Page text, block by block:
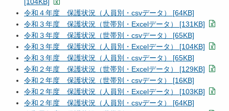
令和４年度 保護状況（人員別・csvデータ） [64KB]
令和３年度 保護状況（世帯別・Excelデータ） [131KB]
令和３年度 保護状況（世帯別・csvデータ） [65KB]
令和３年度 保護状況（人員別・Excelデータ） [104KB]
令和３年度 保護状況（人員別・csvデータ） [65KB]
令和２年度 保護状況（世帯別・Excelデータ） [129KB]
令和２年度 保護状況（世帯別・csvデータ） [16KB]
令和２年度 保護状況（人員別・Excelデータ） [103KB]
令和２年度 保護状況（人員別・csvデータ） [64KB]